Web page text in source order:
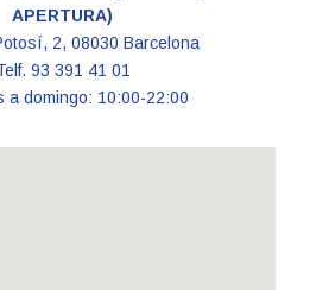
APERTURA)
2, 08030 Barcelona
93 391 41 01
a domingo: 10:00-22:00